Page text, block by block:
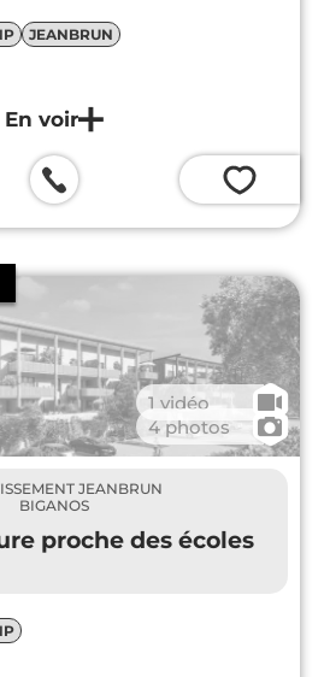
JEANBRUN
💗
1 vidéo 🎥
4 photos 📷
JEANBRUN
BIGANOS
proche des écoles